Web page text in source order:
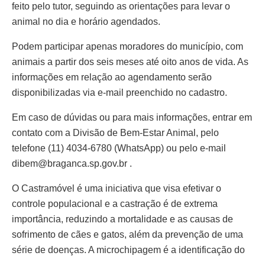
feito pelo tutor, seguindo as orientações para levar o
animal no dia e horário agendados.
Podem participar apenas moradores do município, com
animais a partir dos seis meses até oito anos de vida. As
informações em relação ao agendamento serão
disponibilizadas via e-mail preenchido no cadastro.
Em caso de dúvidas ou para mais informações, entrar em
contato com a Divisão de Bem-Estar Animal, pelo
telefone (11) 4034-6780 (WhatsApp) ou pelo e-mail
dibem@braganca.sp.gov.br .
O Castramóvel é uma iniciativa que visa efetivar o
controle populacional e a castração é de extrema
importância, reduzindo a mortalidade e as causas de
sofrimento de cães e gatos, além da prevenção de uma
série de doenças. A microchipagem é a identificação do